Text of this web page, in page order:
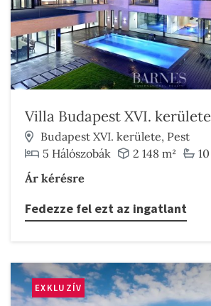
Villa Budapest XVI. kerülete
Budapest XVI. kerülete, Pest
5 Hálószobák
2 148 m² 10
Ár kérésre
Fedezze fel ezt az ingatlant
EXKLUZÍV